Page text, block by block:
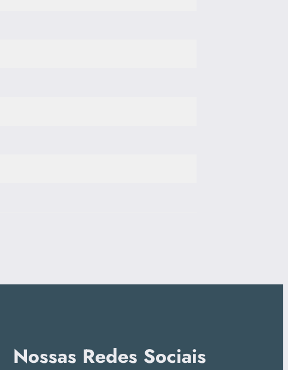
Nossas Redes Sociais